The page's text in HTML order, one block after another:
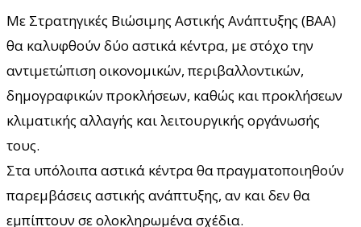
Με Στρατηγικές Βιώσιμης Αστικής Ανάπτυξης (ΒΑΑ)
θα καλυφθούν δύο αστικά κέντρα, με στόχο την
αντιμετώπιση οικονομικών, περιβαλλοντικών,
δημογραφικών προκλήσεων, καθώς και προκλήσεων
κλιματικής αλλαγής και λειτουργικής οργάνωσής
τους.
Στα υπόλοιπα αστικά κέντρα θα πραγματοποιηθούν
παρεμβάσεις αστικής ανάπτυξης, αν και δεν θα
εμπίπτουν σε ολοκληρωμένα σχέδια.